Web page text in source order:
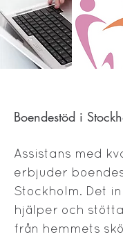
Boendestöd i
Assistans med
erbjuder
Stockholm. Det
hjälper och
från hemmets